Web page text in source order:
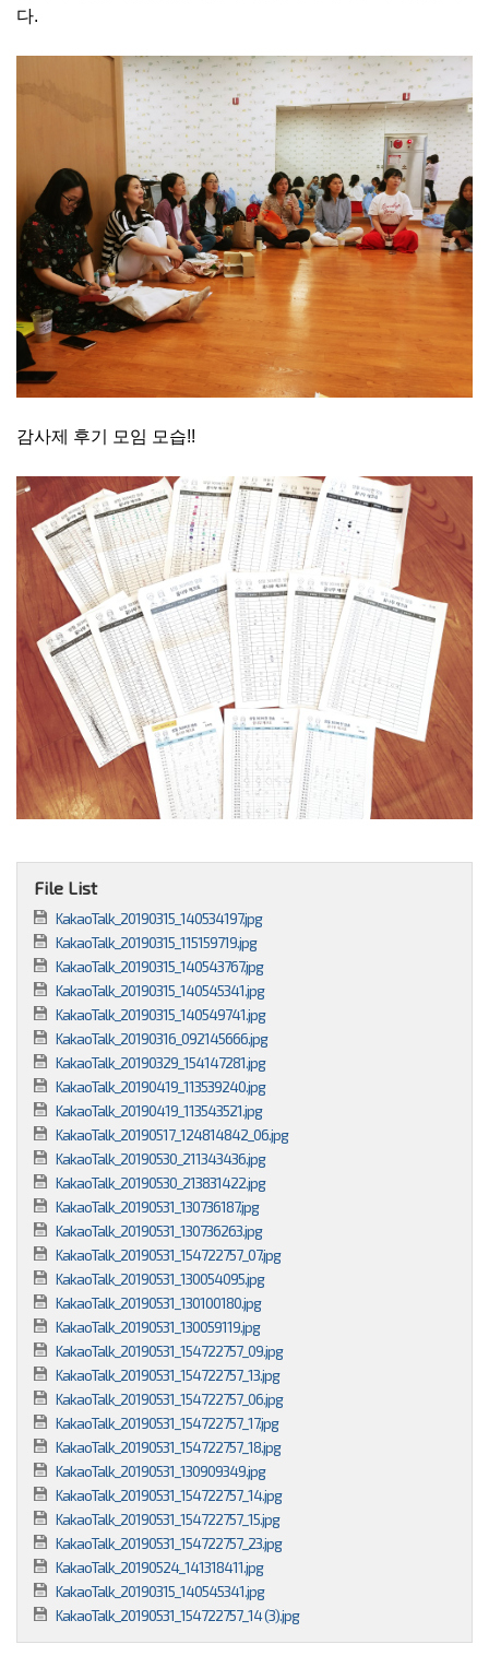
다.
감사제 후기 모임 모습!!
File List
KakaoTalk_20190315_140534197.jpg
KakaoTalk_20190315_115159719.jpg
KakaoTalk_20190315_140543767.jpg
KakaoTalk_20190315_140545341.jpg
KakaoTalk_20190315_140549741.jpg
KakaoTalk_20190316_092145666.jpg
KakaoTalk_20190329_154147281.jpg
KakaoTalk_20190419_113539240.jpg
KakaoTalk_20190419_113543521.jpg
KakaoTalk_20190517_124814842_06.jpg
KakaoTalk_20190530_211343436.jpg
KakaoTalk_20190530_213831422.jpg
KakaoTalk_20190531_130736187.jpg
KakaoTalk_20190531_130736263.jpg
KakaoTalk_20190531_154722757_07.jpg
KakaoTalk_20190531_130054095.jpg
KakaoTalk_20190531_130100180.jpg
KakaoTalk_20190531_130059119.jpg
KakaoTalk_20190531_154722757_09.jpg
KakaoTalk_20190531_154722757_13.jpg
KakaoTalk_20190531_154722757_06.jpg
KakaoTalk_20190531_154722757_17.jpg
KakaoTalk_20190531_154722757_18.jpg
KakaoTalk_20190531_130909349.jpg
KakaoTalk_20190531_154722757_14.jpg
KakaoTalk_20190531_154722757_15.jpg
KakaoTalk_20190531_154722757_23.jpg
KakaoTalk_20190524_141318411.jpg
KakaoTalk_20190315_140545341.jpg
KakaoTalk_20190531_154722757_14 (3).jpg